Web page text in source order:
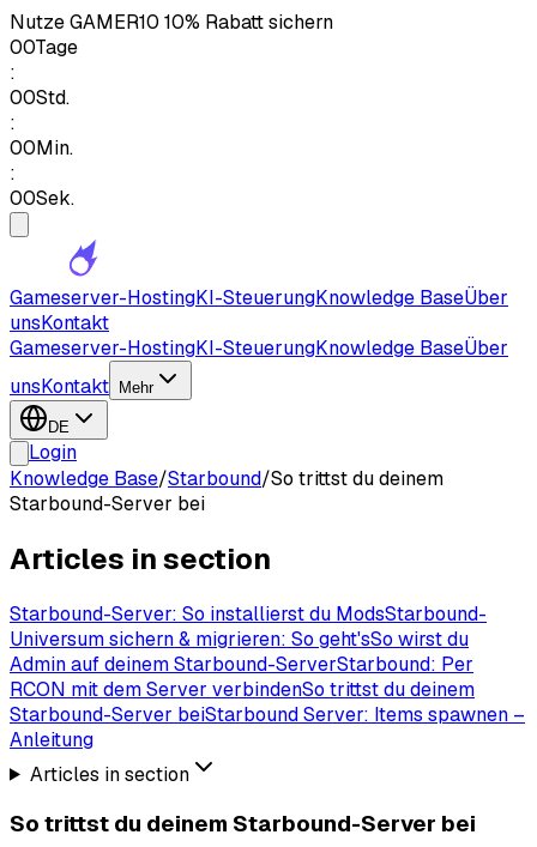
NutzeGAMER10 10% Rabatt sichern
00Tage
:
00Std.
:
00Min.
:
00Sek.
Gameserver-HostingKI-SteuerungKnowledge BaseÜber
unsKontakt
Gameserver-HostingKI-SteuerungKnowledge BaseÜber
unsKontakt Mehr
DE
Login
Knowledge Base/Starbound/So trittst du deinem
Starbound-Server bei
Articles in section
Starbound-Server: So installierst du ModsStarbound-
Universum sichern & migrieren: So geht'sSo wirst du
Admin auf deinem Starbound-ServerStarbound: Per
RCON mit dem Server verbindenSo trittst du deinem
Starbound-Server beiStarbound Server: Items spawnen –
Anleitung
Articles in section
So trittst du deinem Starbound-Server bei